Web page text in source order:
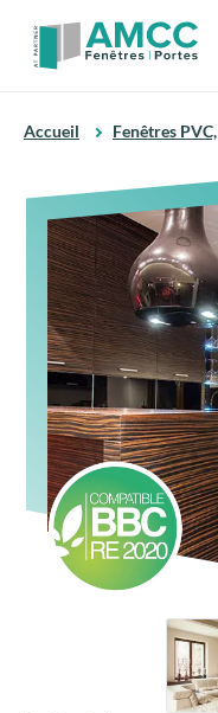
Accueil Fenêtres PVC,